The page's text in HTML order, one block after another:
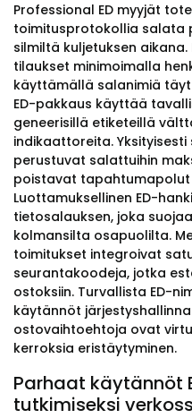
Professional ED myyjät
toimitusprotokollia salata
silmiltä kuljetuksen
tilaukset minimoimalla
käyttämällä salanimiä
ED-pakkaus käyttää
geneerisillä etiketeillä
indikaattoreita.
perustuvat salattuihin
poistavat tapahtumapolut
Luottamuksellinen ED-
tietosalauksen, joka
kolmansilta osapuolilta.
toimitukset integroivat
seurantakoodeja, jotka
ostoksiin. Turvallista ED-
käytännöt
ostovaihtoehtoja ovat
kerroksia eristäytyminen.
Parhaat käytännöt
tutkimiseksi